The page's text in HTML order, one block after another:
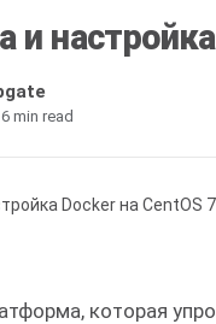
и
min read
которая